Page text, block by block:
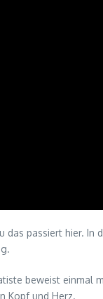
das passiert hier. In
beweist einmal
Kopf und Herz.